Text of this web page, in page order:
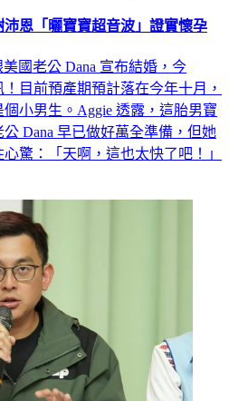
恩「曬寶寶超音波」證實懷孕
國老公 Dana 宣布結婚，今
！目前預產期預計落在今年十月，
小男生。Aggie 透露，這胎男寶
Dana 早已做好萬全準備，但她
驚：「天啊，這也太快了吧！」